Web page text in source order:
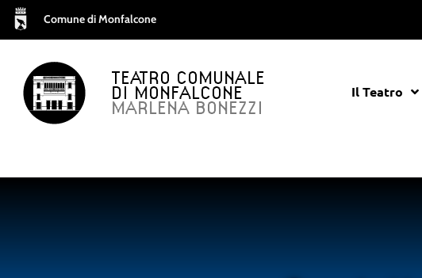
Comune di Monfalcone
TEATRO COMUNALE
DI MONFALCONE
MARLENA BONEZZI
Il Teatro